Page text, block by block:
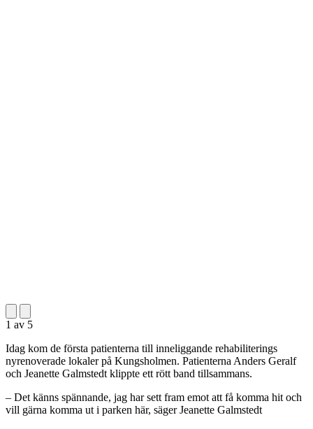
1 av 5
Idag kom de första patienterna till inneliggande rehabiliterings
nyrenoverade lokaler på Kungsholmen. Patienterna Anders Geralf
och Jeanette Galmstedt klippte ett rött band tillsammans.
– Det känns spännande, jag har sett fram emot att få komma hit och
vill gärna komma ut i parken här, säger Jeanette Galmstedt